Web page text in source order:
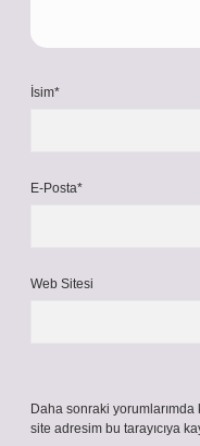
İsim*
E-Posta*
Web Sitesi
Daha sonraki yorumlarımda
site adresim bu tarayıcıya